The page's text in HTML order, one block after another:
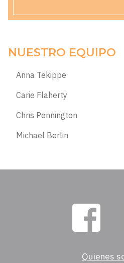
NUESTRO EQUIPO
Anna Tekippe
Carie Flaherty
Chris Pennington
Michael Berlin
Quienes